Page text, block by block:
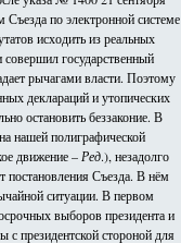
по электронной системе
исходить из реальных
совершил государственный
рычагами власти. Поэтому
деклараций и утопических
остановить беззаконие. В
нашей полиграфической
движение – Ред.), незадолго
постановления Съезда. В нём
ситуации. В первом
выборов президента и
с президентской стороной для